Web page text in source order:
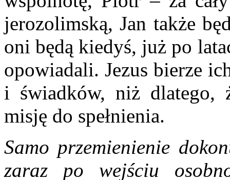
jerozolimską, Jan także
oni będą kiedyś, już po
opowiadali. Jezus bierze
i świadków, niż dlatego,
misję do spełnienia.
Samo przemienienie
zaraz po wejściu